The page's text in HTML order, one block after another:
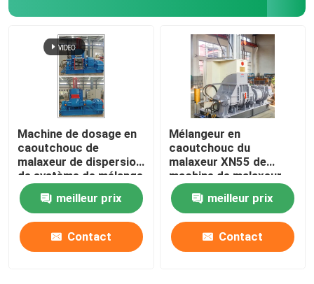
Machine de dosage en
caoutchouc de
malaxeur de dispersion
de système de mélange
de malaxeur de
Banburymeilleur prix
Contact
Mélangeur en
caoutchouc du
malaxeur XN55 de
machine de malaxeur
en caoutchouc de
dispersionmeilleur prix
Contact